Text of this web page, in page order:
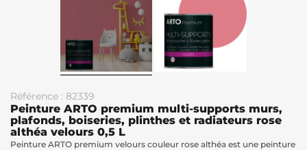
Référence : 82339
Peinture ARTO premium multi-supports murs,
plafonds, boiseries, plinthes et radiateurs rose
althéa velours 0,5 L
Peinture ARTO premium velours couleur rose althéa est une peinture